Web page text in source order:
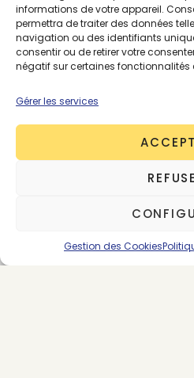
informations de votre appareil.
permettra de traiter des données
navigation ou des identifiants
consentir ou de retirer votre
négatif sur certaines fonctionnalités
Gérer les services
Gestion des Cookies
of